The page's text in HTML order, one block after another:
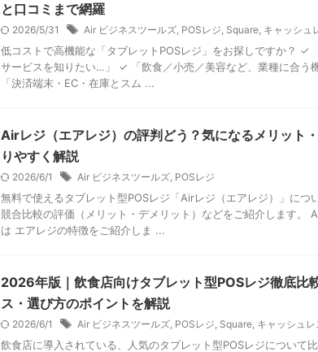
と口コミまで網羅
2026/5/31 Air ビジネスツールズ, POSレジ, Square, キャッシュ
低コストで高機能な「タブレットPOSレジ」をお探しですか？ ✓
サービスを知りたい…」 ✓ 「飲食／小売／美容など、業種に合う
「決済端末・EC・在庫とスム ...
Airレジ（エアレジ）の評判どう？気になるメリット
りやすく解説
2026/6/1 Air ビジネスツールズ, POSレジ
無料で使えるタブレット型POSレジ「Airレジ（エアレジ）」につ
競合比較の評価（メリット・デメリット）などをご紹介します。
は エアレジの特徴をご紹介しま ...
2026年版｜飲食店向けタブレット型POSレジ徹底比
ス・選び方のポイントを解説
2026/6/1 Air ビジネスツールズ, POSレジ, Square, キャッシュレ
飲食店に導入されている、人気のタブレット型POSレジについて